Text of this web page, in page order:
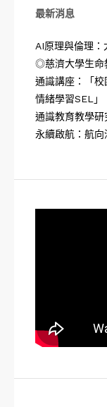
最新消息
AI原理與倫理
◎慈濟大學生命
通識講座：「
情緒學習SEL」
通識教育教學
永續啟航：航